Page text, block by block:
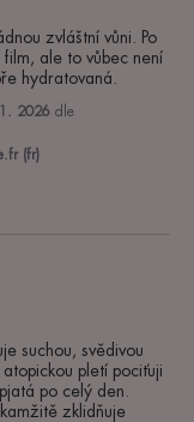
zvláštní vůni. Po
ale to vůbec není
hydratovaná.
2026 dle
(fr)
suchou, svědivou
pletí pociťuji
po celý den.
zklidňuje